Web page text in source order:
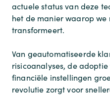
actuele status van deze
het de manier waarop
transformeert.
Van geautomatiseerde
risicoanalyses, de
financiële instellingen
revolutie zorgt voor